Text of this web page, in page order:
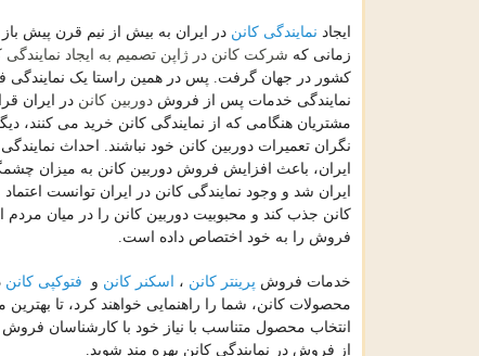
ایجاد نمایندگی کانن در ایران به بیش از نیم قرن پیش
زمانی که شرکت کانن در ژاپن تصمیم به ایجاد نمایندگی
کشور در جهان گرفت. پس در همین راستا یک
نمایندگی خدمات پس از فروش دوربین کانن در ایران
مشتریان هنگامی که از نمایندگی کانن خرید می کنند،
نگران تعمیرات دوربین کانن خود نباشند. احداث
ایران، باعث افزایش فروش دوربین کانن به میزان
ایران شد و وجود نمایندگی کانن در ایران توانست
کانن جذب کند و محبوبیت دوربین کانن را در میان
فروش را به خود اختصاص داده است.
خدمات فروش پرینتر کانن ، اسکنر کانن و فتوکپی کانن
محصولات کانن، شما را راهنمایی خواهند کرد، تا
انتخاب محصول متناسب با نیاز خود با کارشناسان
از فروش در نمایندگی کانن بهره مند شوید.